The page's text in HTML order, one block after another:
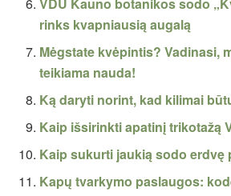
rinks kvapniausią augalą
Mėgstate kvėpintis? Vadinasi,
teikiama nauda!
Ką daryti norint, kad kilimai
Kaip išsirinkti apatinį trikotažą
Kaip sukurti jaukią sodo erdvę
Kapų tvarkymo paslaugos: